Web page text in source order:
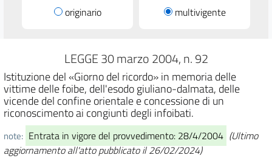
originario multivigente
LEGGE 30 marzo 2004, n. 92
Istituzione del «Giorno del ricordo» in memoria delle
vittime delle foibe, dell'esodo giuliano-dalmata, delle
vicende del confine orientale e concessione di un
riconoscimento ai congiunti degli infoibati.
note: Entrata in vigore del provvedimento: 28/4/2004 (Ultimo
aggiornamento all'atto pubblicato il 26/02/2024)